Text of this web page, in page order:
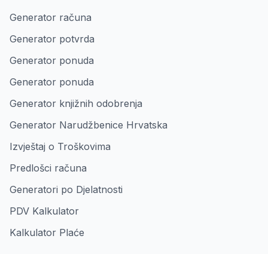
Generator računa
Generator potvrda
Generator ponuda
Generator ponuda
Generator knjižnih odobrenja
Generator Narudžbenice Hrvatska
Izvještaj o Troškovima
Predlošci računa
Generatori po Djelatnosti
PDV Kalkulator
Kalkulator Plaće